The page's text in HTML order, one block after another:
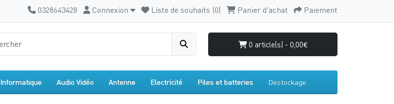
0328643428 Connexion Liste de souhaits (0) Panier d'achat Paiement
0 article(s) - 0,00€
Informatique Audio Vidéo Antenne Electricité Piles et batteries Déstockage